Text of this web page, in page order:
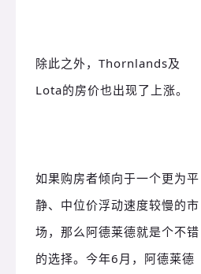
除此之外，Thornlands及
Lota的房价也出现了上涨。
如果购房者倾向于一个更为平
静、中位价浮动速度较慢的市
场，那么阿德莱德就是个不错
的选择。今年6月，阿德莱德